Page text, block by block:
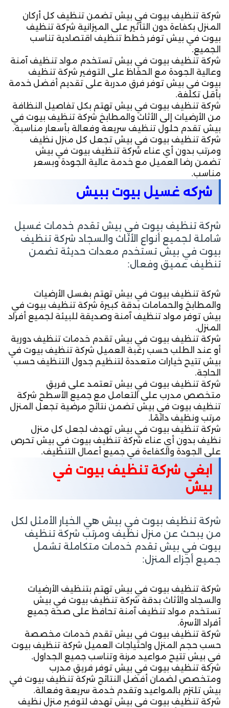
شركة تنظيف بيوت في بيش تضمن تنظيف كل أركان
المنزل بكفاءة دون التأثير على الميزانية شركة تنظيف
بيوت في بيش توفر خطط تنظيف اقتصادية تناسب
الجميع.
شركة تنظيف بيوت في بيش تستخدم مواد تنظيف آمنة
وعالية الجودة مع الحفاظ على التوفير شركة تنظيف
بيوت في بيش توفر فرق مدربة على تقديم أفضل خدمة
بأقل تكلفة.
شركة تنظيف بيوت في بيش تهتم بكل تفاصيل النظافة
من الأرضيات إلى الأثاث والمطابخ شركة تنظيف بيوت في
بيش تقدم حلول تنظيف سريعة وفعالة بأسعار مناسبة.
شركة تنظيف بيوت في بيش تجعل كل منزل نظيف
ومرتب بدون أي عناء شركة تنظيف بيوت في بيش
تضمن رضا العميل مع خدمة عالية الجودة وبسعر
مناسب.
شركه غسيل بيوت ببيش
شركة تنظيف بيوت في بيش تقدم خدمات غسيل
شاملة لجميع أنواع الأثاث والسجاد شركة تنظيف
بيوت في بيش تستخدم معدات حديثة تضمن
تنظيف عميق وفعال:
شركة تنظيف بيوت في بيش تهتم بغسل الأرضيات
والمطابخ والحمامات بدقة كبيرة شركة تنظيف بيوت في
بيش توفر مواد تنظيف آمنة وصديقة للبيئة لجميع أفراد
المنزل.
شركة تنظيف بيوت في بيش تقدم خدمات تنظيف دورية
أو عند الطلب حسب رغبة العميل شركة تنظيف بيوت في
بيش تتيح خيارات متعددة لتنظيم جدول التنظيف حسب
الحاجة.
شركة تنظيف بيوت في بيش تعتمد على فريق
متخصص مدرب على التعامل مع جميع الأسطح شركة
تنظيف بيوت في بيش تضمن نتائج مرضية تجعل المنزل
مرتب ونظيف دائمًا.
شركة تنظيف بيوت في بيش تهدف لجعل كل منزل
نظيف بدون أي عناء شركة تنظيف بيوت في بيش تحرص
على الجودة والكفاءة في جميع أعمال التنظيف.
ابغي شركة تنظيف بيوت في
بيش
شركة تنظيف بيوت في بيش هي الخيار الأمثل لكل
من يبحث عن منزل نظيف ومرتب شركة تنظيف
بيوت في بيش تقدم خدمات متكاملة تشمل
جميع أجزاء المنزل:
شركة تنظيف بيوت في بيش تهتم بتنظيف الأرضيات
والسجاد والأثاث بدقة شركة تنظيف بيوت في بيش
تستخدم مواد تنظيف آمنة تحافظ على صحة جميع
أفراد الأسرة.
شركة تنظيف بيوت في بيش تقدم خدمات مخصصة
حسب حجم المنزل واحتياجات العميل شركة تنظيف بيوت
في بيش تتيح مواعيد مرنة وتناسب جميع الجداول.
شركة تنظيف بيوت في بيش توفر فريق مدرب
ومتخصص لضمان أفضل النتائج شركة تنظيف بيوت في
بيش تلتزم بالمواعيد وتقدم خدمة سريعة وفعالة.
شركة تنظيف بيوت في بيش تهدف لتوفير منزل نظيف